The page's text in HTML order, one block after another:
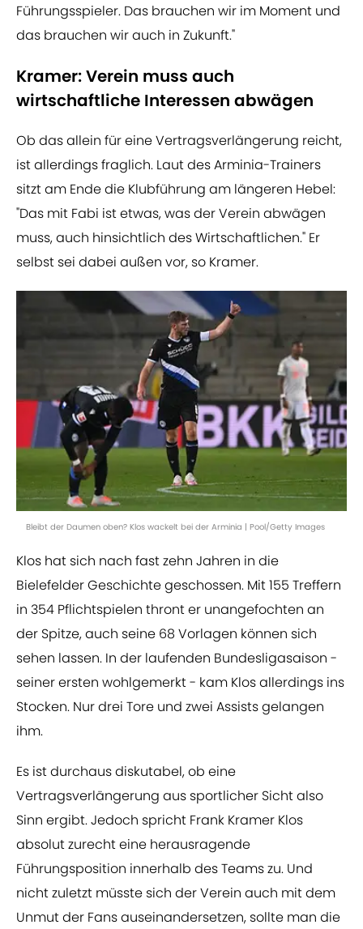
Führungsspieler. Das brauchen wir im Moment und
das brauchen wir auch in Zukunft."
Kramer: Verein muss auch
wirtschaftliche Interessen abwägen
Ob das allein für eine Vertragsverlängerung reicht,
ist allerdings fraglich. Laut des Arminia-Trainers
sitzt am Ende die Klubführung am längeren Hebel:
"Das mit Fabi ist etwas, was der Verein abwägen
muss, auch hinsichtlich des Wirtschaftlichen." Er
selbst sei dabei außen vor, so Kramer.
Bleibt der Daumen oben? Klos wackelt bei der Arminia | Pool/Getty Images
Klos hat sich nach fast zehn Jahren in die
Bielefelder Geschichte geschossen. Mit 155 Treffern
in 354 Pflichtspielen thront er unangefochten an
der Spitze, auch seine 68 Vorlagen können sich
sehen lassen. In der laufenden Bundesligasaison -
seiner ersten wohlgemerkt - kam Klos allerdings ins
Stocken. Nur drei Tore und zwei Assists gelangen
ihm.
Es ist durchaus diskutabel, ob eine
Vertragsverlängerung aus sportlicher Sicht also
Sinn ergibt. Jedoch spricht Frank Kramer Klos
absolut zurecht eine herausragende
Führungsposition innerhalb des Teams zu. Und
nicht zuletzt müsste sich der Verein auch mit dem
Unmut der Fans auseinandersetzen, sollte man die